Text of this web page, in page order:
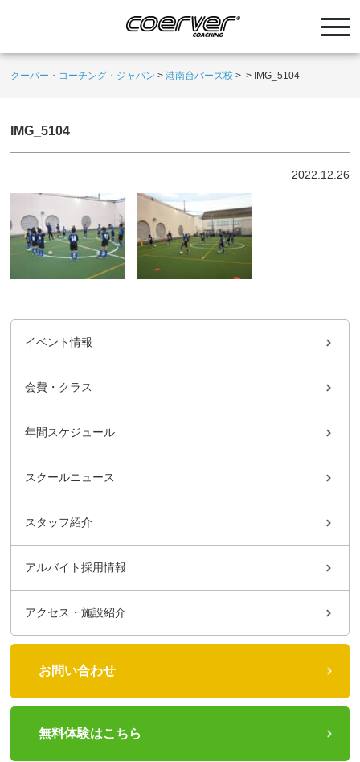
クーバー・コーチング・ジャパン >港南台バーズ校 > > IMG_5104
IMG_5104
2022.12.26
イベント情報
会費・クラス
年間スケジュール
スクールニュース
スタッフ紹介
アルバイト採用情報
アクセス・施設紹介
お問い合わせ
無料体験はこちら